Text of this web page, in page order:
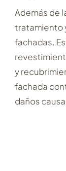
Además de
tratamiento
fachadas.
y
fachada
daños